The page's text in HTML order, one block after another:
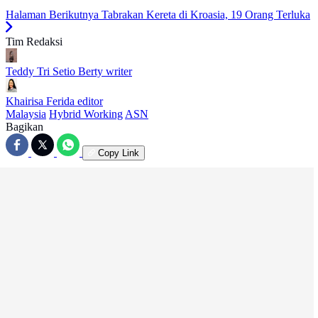
Halaman Berikutnya Tabrakan Kereta di Kroasia, 19 Orang Terluka
Tim Redaksi
Teddy Tri Setio Berty writer
Khairisa Ferida editor
Malaysia Hybrid WorkingASN
Bagikan
Copy Link